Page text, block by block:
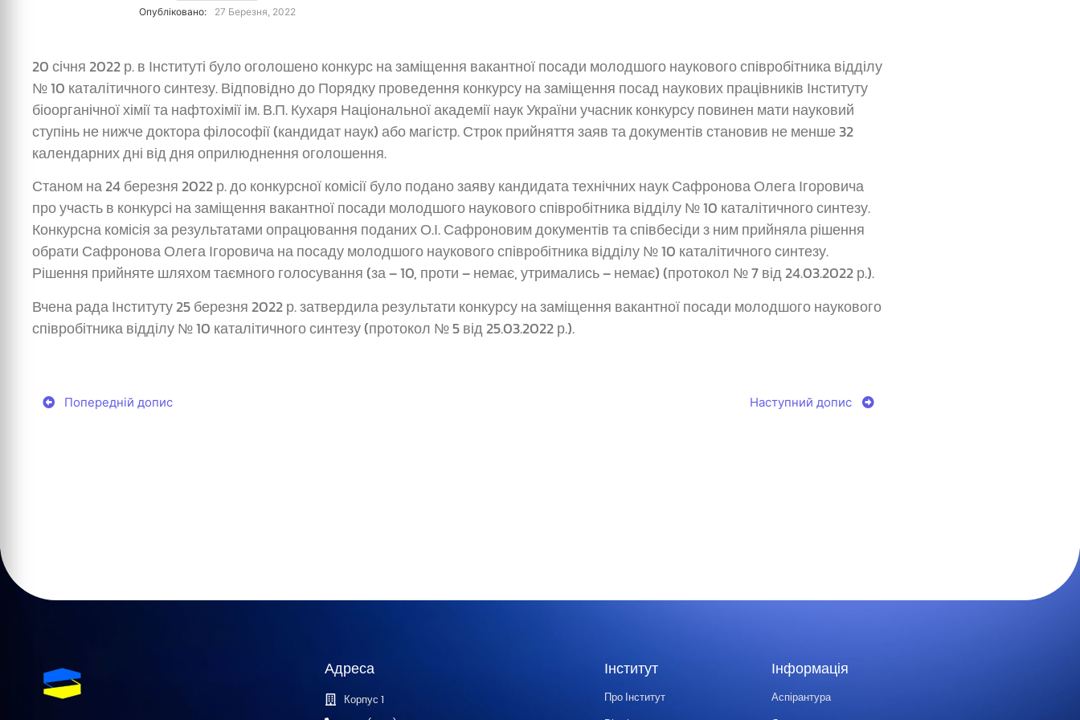
Опубліковано: 27 Березня, 2022
20 січня 2022 р. в Інституті було оголошено конкурс на заміщення вакантної посади молодшого наукового співробітника відділу
№ 10 каталітичного синтезу. Відповідно до Порядку проведення конкурсу на заміщення посад наукових працівників Інституту
біоорганічної хімії та нафтохімії ім. В.П. Кухаря Національної академії наук України учасник конкурсу повинен мати науковий
ступінь не нижче доктора філософії (кандидат наук) або магістр. Строк прийняття заяв та документів становив не менше 32
календарних дні від дня оприлюднення оголошення.
Станом на 24 березня 2022 р. до конкурсної комісії було подано заяву кандидата технічних наук Сафронова Олега Ігоровича
про участь в конкурсі на заміщення вакантної посади молодшого наукового співробітника відділу № 10 каталітичного синтезу.
Конкурсна комісія за результатами опрацювання поданих О.І. Сафроновим документів та співбесіди з ним прийняла рішення
обрати Сафронова Олега Ігоровича на посаду молодшого наукового співробітника відділу № 10 каталітичного синтезу.
Рішення прийняте шляхом таємного голосування (за – 10, проти – немає, утримались – немає) (протокол № 7 від 24.03.2022 р.).
Вчена рада Інституту 25 березня 2022 р. затвердила результати конкурсу на заміщення вакантної посади молодшого наукового
співробітника відділу № 10 каталітичного синтезу (протокол № 5 від 25.03.2022 р.).
Попередній допис Наступний допис
Адреса
Корпус 1
Інститут
Про Інститут
Інформація
Аспірантура